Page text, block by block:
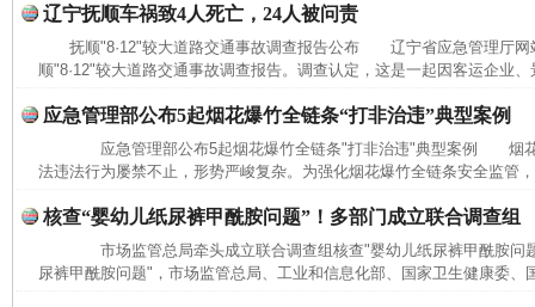
辽宁抚顺车祸致4人死亡，24人被问责
抚顺"8·12"较大道路交通事故调查报告公布 辽宁省应急管理厅网
顺"8·12"较大道路交通事故调查报告。调查认定，这是一起因客运企业
应急管理部公布5起烟花爆竹全链条“打非治违”典型案例
应急管理部公布5起烟花爆竹全链条"打非治违"典型案例 烟花
法违法行为屡禁不止，形势严峻复杂。为强化烟花爆竹全链条安全监管
核查“婴幼儿纸尿裤甲酰胺问题”！多部门成立联合调查组
市场监管总局牵头成立联合调查组核查"婴幼儿纸尿裤甲酰胺
尿裤甲酰胺问题"，市场监管总局、工业和信息化部、国家卫生健康委、